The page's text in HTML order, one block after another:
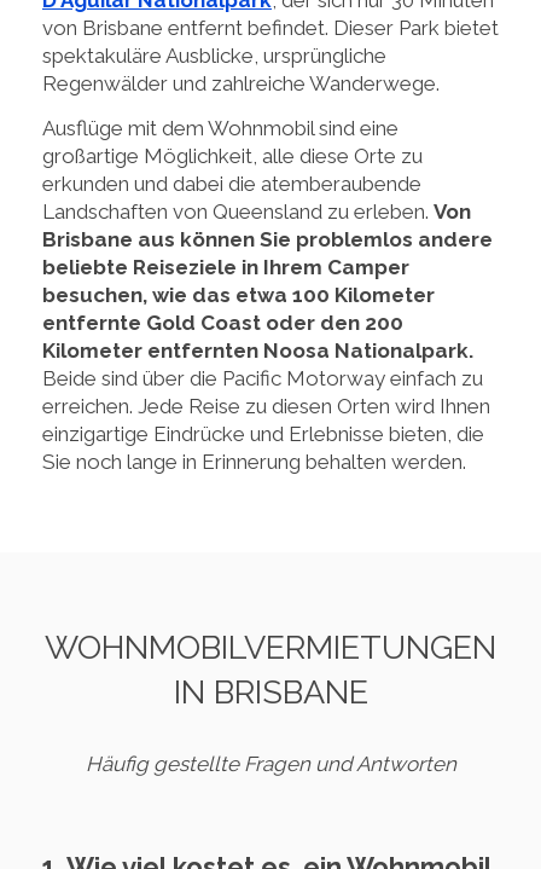
von Brisbane entfernt befindet. Dieser Park bietet
spektakuläre Ausblicke, ursprüngliche
Regenwälder und zahlreiche Wanderwege.
Ausflüge mit dem Wohnmobil sind eine
großartige Möglichkeit, alle diese Orte zu
erkunden und dabei die atemberaubende
Landschaften von Queensland zu erleben. Von
Brisbane aus können Sie problemlos andere
beliebte Reiseziele in Ihrem Camper
besuchen, wie das etwa 100 Kilometer
entfernte Gold Coast oder den 200
Kilometer entfernten Noosa Nationalpark.
Beide sind über die Pacific Motorway einfach zu
erreichen. Jede Reise zu diesen Orten wird Ihnen
einzigartige Eindrücke und Erlebnisse bieten, die
Sie noch lange in Erinnerung behalten werden.
WOHNMOBILVERMIETUNGEN
IN BRISBANE
Häufig gestellte Fragen und Antworten